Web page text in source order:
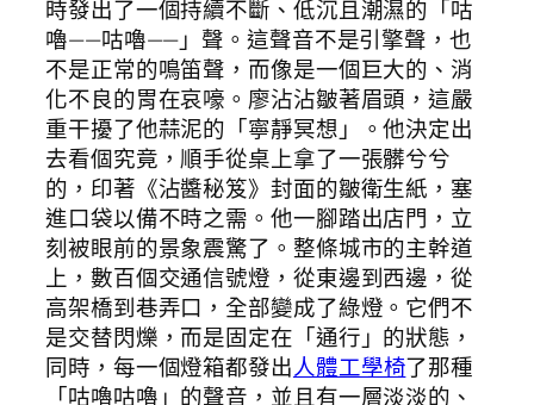
時發出了一個持續不斷、低沉且潮濕的「咕
嚕——咕嚕——」聲。這聲音不是引擎聲，也
不是正常的鳴笛聲，而像是一個巨大的、消
化不良的胃在哀嚎。廖沾沾皺著眉頭，這嚴
重干擾了他蒜泥的「寧靜冥想」。他決定出
去看個究竟，順手從桌上拿了一張髒兮兮
的，印著《沾醬秘笈》封面的皺衛生紙，塞
進口袋以備不時之需。他一腳踏出店門，立
刻被眼前的景象震驚了。整條城市的主幹道
上，數百個交通信號燈，從東邊到西邊，從
高架橋到巷弄口，全部變成了綠燈。它們不
是交替閃爍，而是固定在「通行」的狀態，
同時，每一個燈箱都發出人體工學椅了那種
「咕嚕咕嚕」的聲音，並且有一層淡淡的、